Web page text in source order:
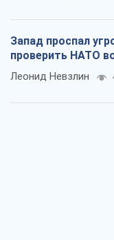
Запад проспал
проверить НАТО
Леонид Невзлин